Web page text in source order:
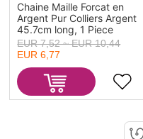
Chaine Maille Forcat en
Argent Pur Colliers Argent
45.7cm long, 1 Piece
EUR 7,52 ~ EUR 10,44
EUR 6,77